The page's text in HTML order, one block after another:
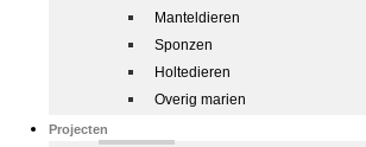
Manteldieren
Sponzen
Holtedieren
Overig marien
Projecten